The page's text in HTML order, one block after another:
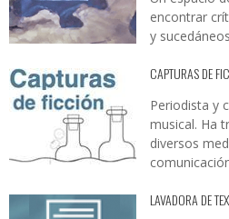
encontrar
y
CAPTURAS DE
Periodista y
musical. Ha
diversos
LAVADORA DE